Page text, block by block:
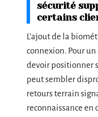
sécurité
certains
L’ajout de la
connexion. Pour
devoir positionner
peut sembler
retours terrain
reconnaissance